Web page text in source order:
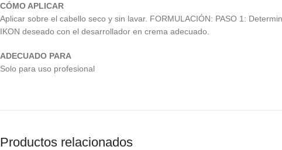
CÓMO APLICAR
Aplicar sobre el cabello seco y sin lavar. FORMULACIÓN: PASO 1:
IKON deseado con el desarrollador en crema adecuado.
ADECUADO PARA
Solo para uso profesional
Productos relacionados